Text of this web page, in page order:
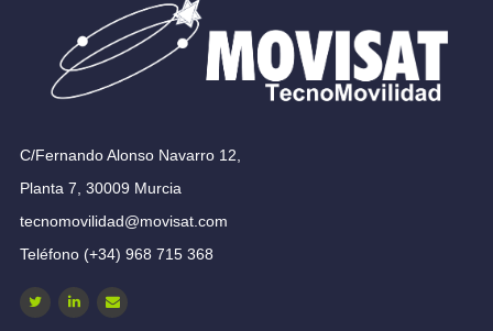
C/Fernando Alonso Navarro 12,
Planta 7, 30009 Murcia
tecnomovilidad@movisat.com
Teléfono (+34) 968 715 368